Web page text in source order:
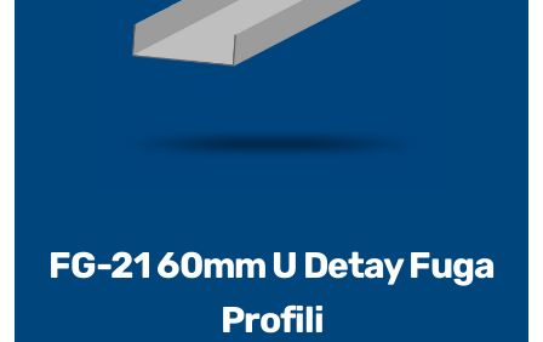
FG-21 60mm U Detay Fuga
Profili